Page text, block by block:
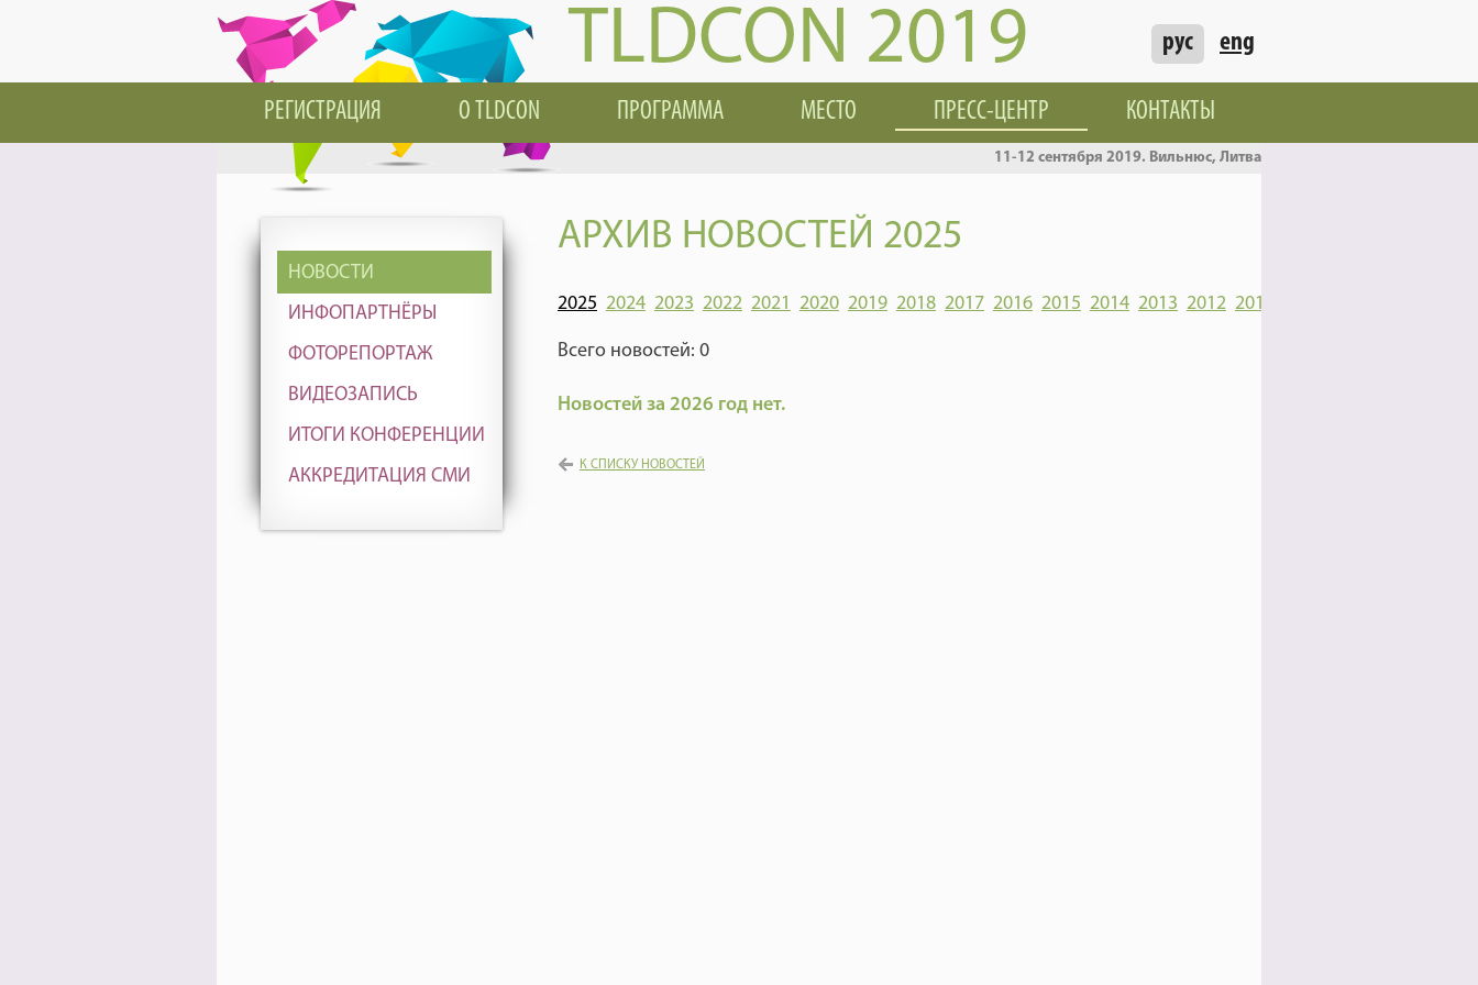
TLDCON 2019 рус eng
РЕГИСТРАЦИЯ О TLDCON ПРОГРАММА МЕСТО ПРЕСС-ЦЕНТР КОНТАКТЫ
11-12 сентября 2019. Вильнюс, Литва
НОВОСТИ
ИНФОПАРТНЁРЫ
ФОТОРЕПОРТАЖ
ВИДЕОЗАПИСЬ
ИТОГИ КОНФЕРЕНЦИИ
АККРЕДИТАЦИЯ СМИ
АРХИВ НОВОСТЕЙ 2025
2025 2024 2023 2022 2021 2020 2019 2018 2017 2016 2015 2014 2013 2012 2011
Всего новостей: 0
Новостей за 2026 год нет.
К СПИСКУ НОВОСТЕЙ